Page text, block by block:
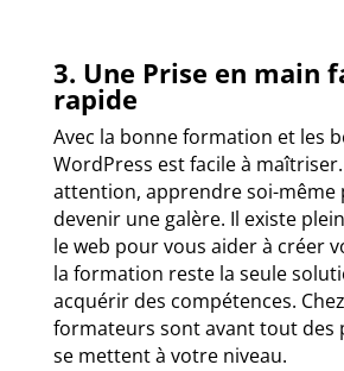
3. Une Prise en main
rapide
Avec la bonne formation et les
WordPress est facile à
attention, apprendre soi-même
devenir une galère. Il existe
le web pour vous aider à créer
la formation reste la seule
acquérir des compétences.
formateurs sont avant tout des
se mettent à votre niveau.